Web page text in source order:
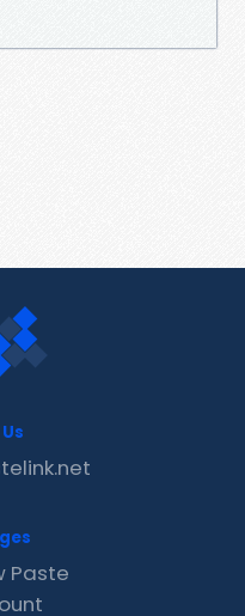
Paste